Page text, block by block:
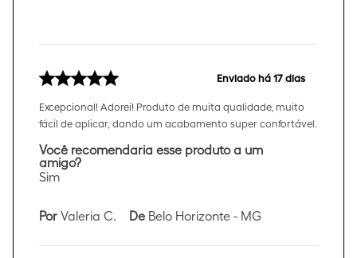
Enviado há 17 dias
Excepcional! Adorei! Produto de muita qualidade, muito
fácil de aplicar, dando um acabamento super confortável.
Você recomendaria esse produto a um
amigo?
Sim
Por Valeria C. De Belo Horizonte - MG